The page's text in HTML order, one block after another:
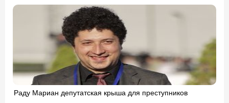
Раду Мариан депутатская крыша для преступников